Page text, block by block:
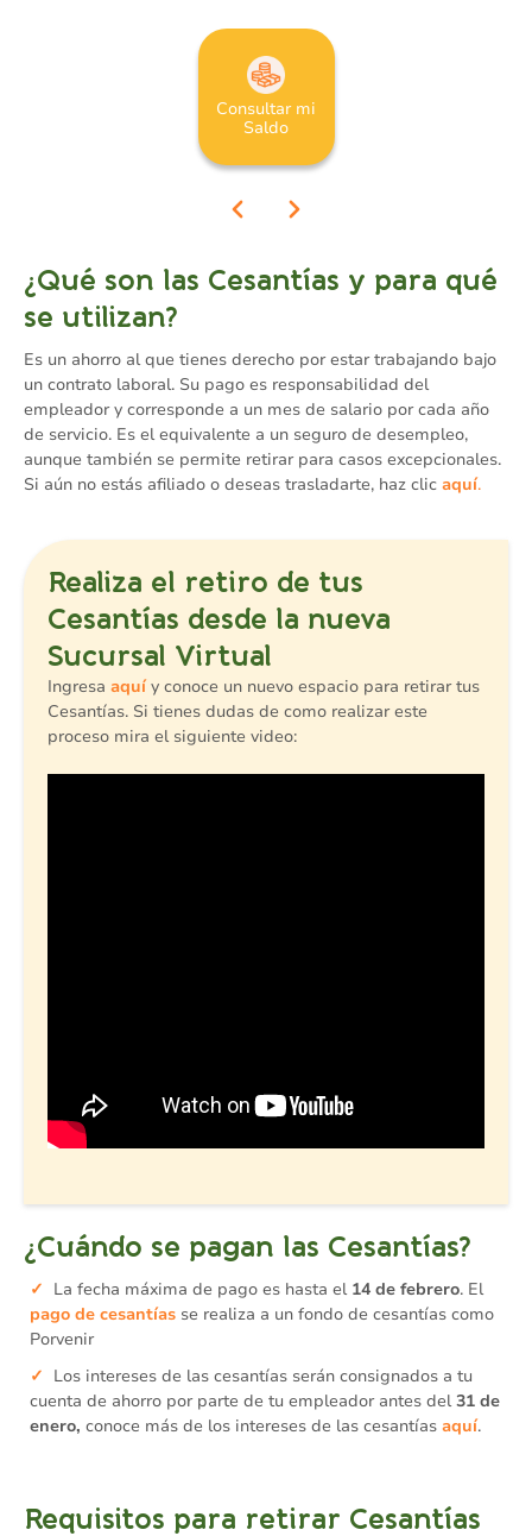
Consultar mi
Saldo
¿Qué son las Cesantías y para qué
se utilizan?
Es un ahorro al que tienes derecho por estar trabajando bajo
un contrato laboral. Su pago es responsabilidad del
empleador y corresponde a un mes de salario por cada año
de servicio. Es el equivalente a un seguro de desempleo,
aunque también se permite retirar para casos excepcionales.
Si aún no estás afiliado o deseas trasladarte, haz clic aquí.
Realiza el retiro de tus
Cesantías desde la nueva
Sucursal Virtual
Ingresa aquíy conoce un nuevo espacio para retirar tus
Cesantías. Si tienes dudas de como realizar este
proceso mira el siguiente video:
¿Cuándo se pagan las Cesantías?
La fecha máxima de pago es hasta el 14 de febrero. El
pago de cesantías se realiza a un fondo de cesantías como
Porvenir
Los intereses de las cesantías serán consignados a tu
cuenta de ahorro por parte de tu empleador antes del31 de
enero, conoce más de los intereses de las cesantías aquí.
Requisitos para retirar Cesantías